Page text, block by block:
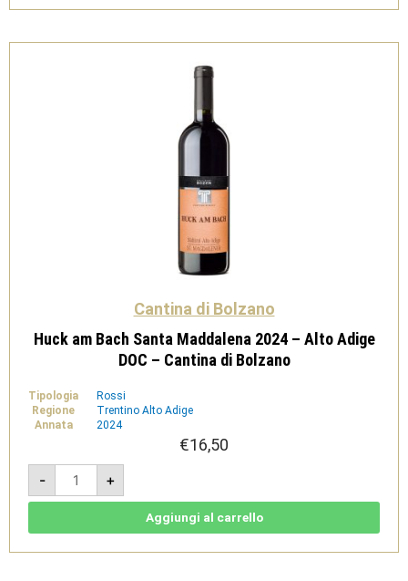
-
Bolzano
Cantina di Bolzano
Huck am Bach Santa Maddalena 2024 – Alto Adige
DOC – Cantina di Bolzano
Tipologia
Rossi
Regione
Trentino Alto Adige
Annata
2024
€16,50
-
Huck
Bach
Santa
Alto
+
Aggiungi al carrello